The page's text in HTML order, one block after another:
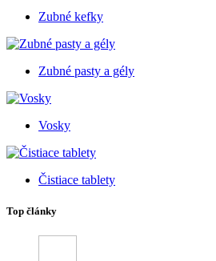
Zubné kefky
Zubné pasty a gély
Vosky
Čistiace tablety
Top články